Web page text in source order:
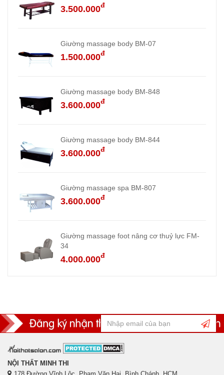
3.500.000đ
Giường massage body BM-07
1.500.000đ
Giường massage body BM-848
3.600.000đ
Giường massage body BM-844
3.600.000đ
Giường massage spa BM-807
3.600.000đ
Giường massage foot nâng cơ thuỷ lực FM-
34
4.000.000đ
NỘI THẤT MINH THI